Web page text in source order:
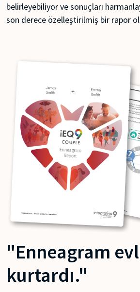
belirleyebiliyor ve sonuçları
son derece özelleştirilmiş bir rapor
"Enneagram
kurtardı."